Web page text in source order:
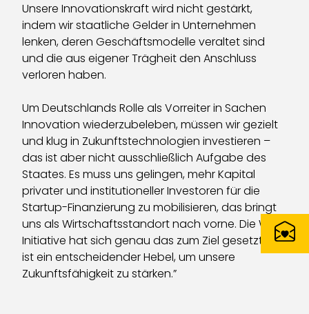
Unsere Innovationskraft wird nicht gestärkt,
indem wir staatliche Gelder in Unternehmen
lenken, deren Geschäftsmodelle veraltet sind
und die aus eigener Trägheit den Anschluss
verloren haben.
Um Deutschlands Rolle als Vorreiter in Sachen
Innovation wiederzubeleben, müssen wir gezielt
und klug in Zukunftstechnologien investieren –
das ist aber nicht ausschließlich Aufgabe des
Staates. Es muss uns gelingen, mehr Kapital
privater und institutioneller Investoren für die
Startup-Finanzierung zu mobilisieren, das bringt
uns als Wirtschaftsstandort nach vorne. Die WIN-
Initiative hat sich genau das zum Ziel gesetzt. Sie
ist ein entscheidender Hebel, um unsere
Zukunftsfähigkeit zu stärken.”